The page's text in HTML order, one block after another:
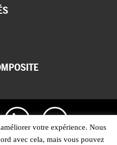
:
votre expérience. Nous
avec cela, mais vous pouvez